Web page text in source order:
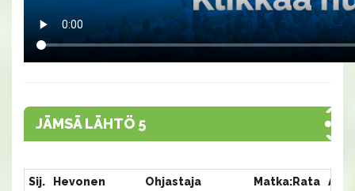
JÄMSÄ LÄHTÖ 5
Sij. Hevonen Ohjastaja Matka:Rata
Aika